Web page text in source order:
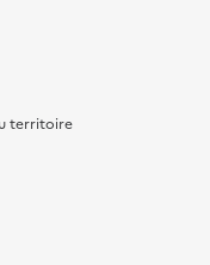
territoire